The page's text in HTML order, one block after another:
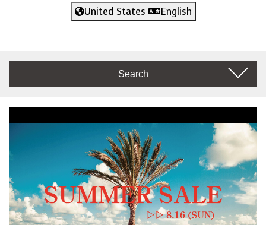
United States English
Search